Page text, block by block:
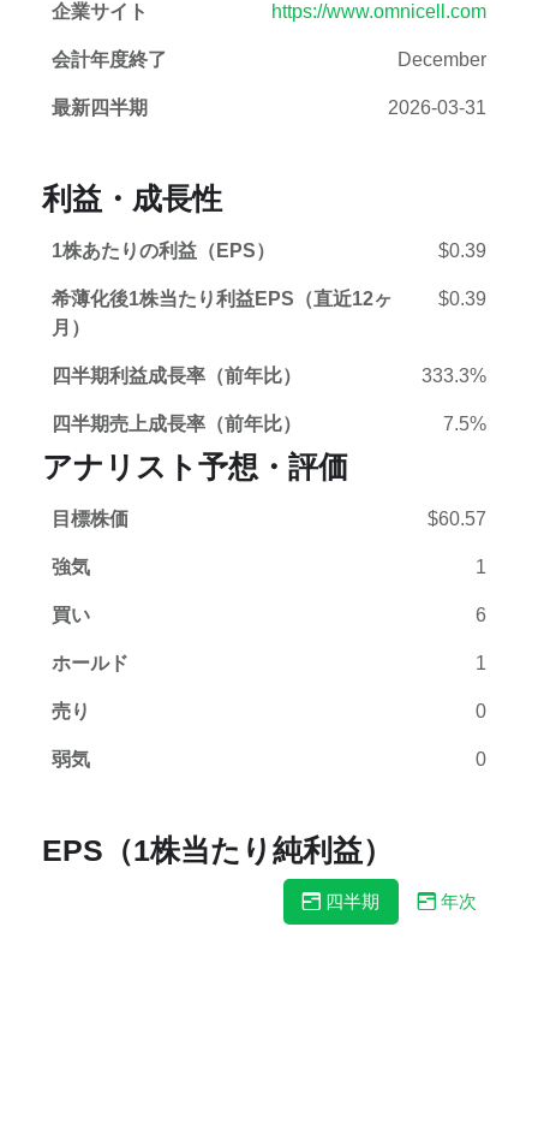
企業サイト https://www.omnicell.com
会計年度終了 December
最新四半期 2026-03-31
利益・成長性
1株あたりの利益（EPS） $0.39
希薄化後1株当たり利益EPS（直近12ヶ
月）
$0.39
四半期利益成長率（前年比） 333.3%
四半期売上成長率（前年比） 7.5%
アナリスト予想・評価
目標株価 $60.57
強気 1
買い 6
ホールド 1
売り 0
弱気 0
EPS（1株当たり純利益）
四半期 年次